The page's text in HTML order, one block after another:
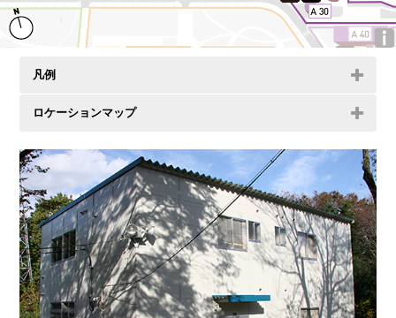
凡例
ロケーションマップ